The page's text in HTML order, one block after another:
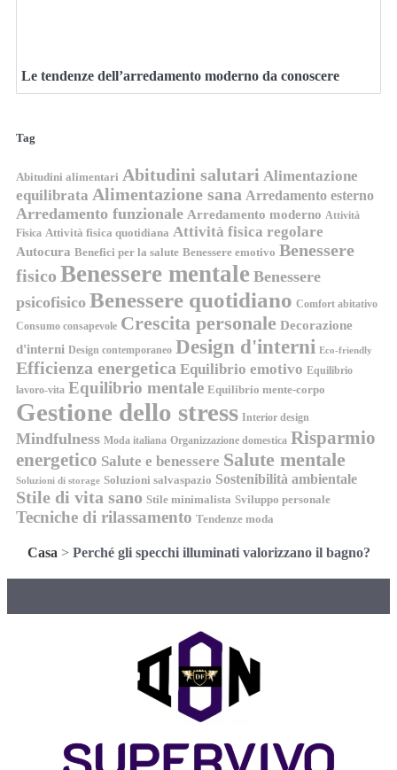
Le tendenze dell’arredamento moderno da conoscere
Tag
Abitudini alimentari Abitudini salutari Alimentazione
equilibrata Alimentazione sana Arredamento esterno
Arredamento funzionale Arredamento moderno Attività
Fisica Attività fisica quotidiana Attività fisica regolare
Autocura Benefici per la salute Benessere emotivo Benessere
fisico Benessere mentale Benessere
psicofisico Benessere quotidiano Comfort abitativo
Consumo consapevole Crescita personale Decorazione
d'interni Design contemporaneo Design d'interni Eco-friendly
Efficienza energetica Equilibrio emotivo Equilibrio
lavoro-vita Equilibrio mentale Equilibrio mente-corpo
Gestione dello stress Interior design
Mindfulness Moda italiana Organizzazione domestica Risparmio
energetico Salute e benessere Salute mentale
Soluzioni di storage Soluzioni salvaspazio Sostenibilità ambientale
Stile di vita sano Stile minimalista Sviluppo personale
Tecniche di rilassamento Tendenze moda
Casa > Perché gli specchi illuminati valorizzano il bagno?